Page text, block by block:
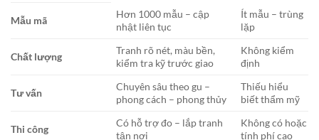
Mẫu mã
Hơn 1000 mẫu – cập
nhật liên tục
Ít mẫu – trùng
lặp
Chất lượng
Tranh rõ nét, màu bền,
kiểm tra kỹ trước giao
Không kiểm
định
Tư vấn
Chuyên sâu theo gu –
phong cách – phong thủy
Thiếu hiểu
biết thẩm mỹ
Thi công
Có hỗ trợ đo – lắp tranh
tận nơi
Không có hoặc
tính phí cao